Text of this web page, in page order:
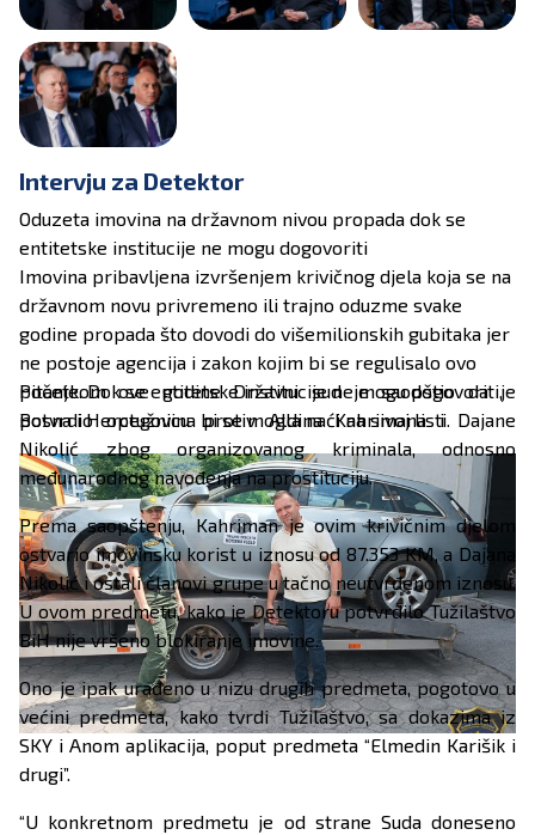
Intervju za Detektor
Oduzeta imovina na državnom nivou propada dok se
entitetske institucije ne mogu dogovoriti
Imovina pribavljena izvršenjem krivičnog djela koja se na
državnom novu privremeno ili trajno oduzme svake
godine propada što dovodi do višemilionskih gubitaka jer
ne postoje agencija i zakon kojim bi se regulisalo ovo
pitanje. Dok se entitetske institucije ne mogu dogovoriti,
Bosna i Hercegovina bi se mogla naći na sivoj listi.
Početkom ove godine Državni sud je saopštio da je
potvrdio optužnicu protiv Aldina Kahrimana i Dajane
Nikolić zbog organizovanog kriminala, odnosno
međunarodnog navođenja na prostituciju.
Prema saopštenju, Kahriman je ovim krivičnim djelom
ostvario imovinsku korist u iznosu od 87.353 KM, a Dajana
Nikolić i ostali članovi grupe u tačno neutvrđenom iznosu.
U ovom predmetu, kako je Detektoru potvrdilo Tužilaštvo
BiH nije vršeno blokiranje imovine.
Ono je ipak urađeno u nizu drugih predmeta, pogotovo u
većini predmeta, kako tvrdi Tužilaštvo, sa dokazima iz
SKY i Anom aplikacija, poput predmeta “Elmedin Karišik i
drugi”.
“U konkretnom predmetu je od strane Suda doneseno